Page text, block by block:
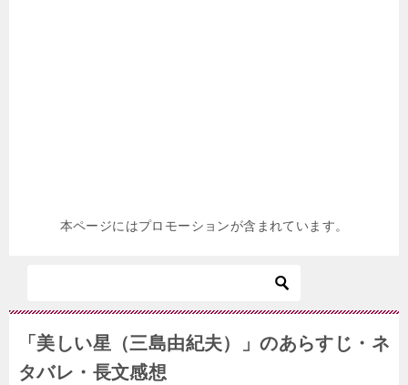
本ページにはプロモーションが含まれています。
「美しい星（三島由紀夫）」のあらすじ・ネ
タバレ・長文感想